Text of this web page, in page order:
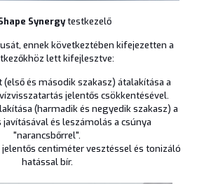
Synergytestkezelő
ennek következtében kifejezetten a
lett kifejlesztve:
és második szakasz) átalakítása a
jelentős csökkentésével.
(harmadik és negyedik szakasz) a
és leszámolás a csúnya
"narancsbőrrel".
centiméter vesztéssel és tonizáló
hatással bír.